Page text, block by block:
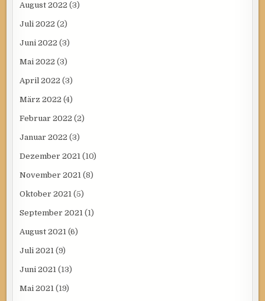
August 2022 (3)
Juli 2022 (2)
Juni 2022 (3)
Mai 2022 (3)
April 2022 (3)
März 2022 (4)
Februar 2022 (2)
Januar 2022 (3)
Dezember 2021 (10)
November 2021 (8)
Oktober 2021 (5)
September 2021 (1)
August 2021 (6)
Juli 2021 (9)
Juni 2021 (13)
Mai 2021 (19)